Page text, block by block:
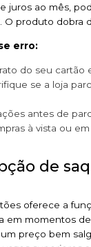
juros ao mês,
O produto dobra
erro:
do seu cartão
se a loja
antes de
à vista ou
de
oferece a
em momentos
um preço bem